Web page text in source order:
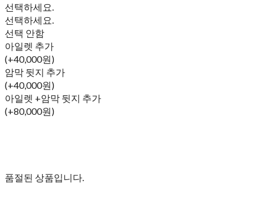
선택하세요.
선택하세요.
선택 안함
아일렛 추가
(+40,000원)
암막 뒷지 추가
(+40,000원)
아일렛 +암막 뒷지 추가
(+80,000원)
품절된 상품입니다.